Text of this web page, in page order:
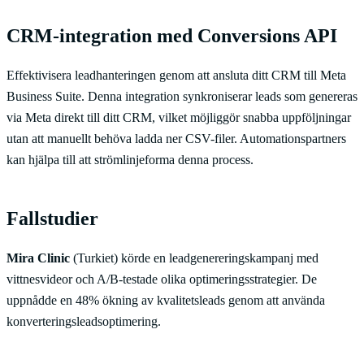
CRM-integration med Conversions API
Effektivisera leadhanteringen genom att ansluta ditt CRM till Meta
Business Suite. Denna integration synkroniserar leads som genereras
via Meta direkt till ditt CRM, vilket möjliggör snabba uppföljningar
utan att manuellt behöva ladda ner CSV-filer. Automationspartners
kan hjälpa till att strömlinjeforma denna process.
Fallstudier
Mira Clinic (Turkiet) körde en leadgenereringskampanj med
vittnesvideor och A/B-testade olika optimeringsstrategier. De
uppnådde en 48% ökning av kvalitetsleads genom att använda
konverteringsleadsoptimering.